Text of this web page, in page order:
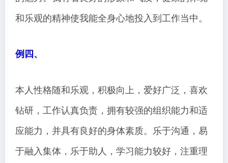
和乐观的精神使我能全身心地投入到工作当中。
例四、
本人性格随和乐观，积极向上，爱好广泛，喜欢
钻研，工作认真负责，拥有较强的组织能力和适
应能力，并具有良好的身体素质。乐于沟通，易
于融入集体，乐于助人，学习能力较好，注重理